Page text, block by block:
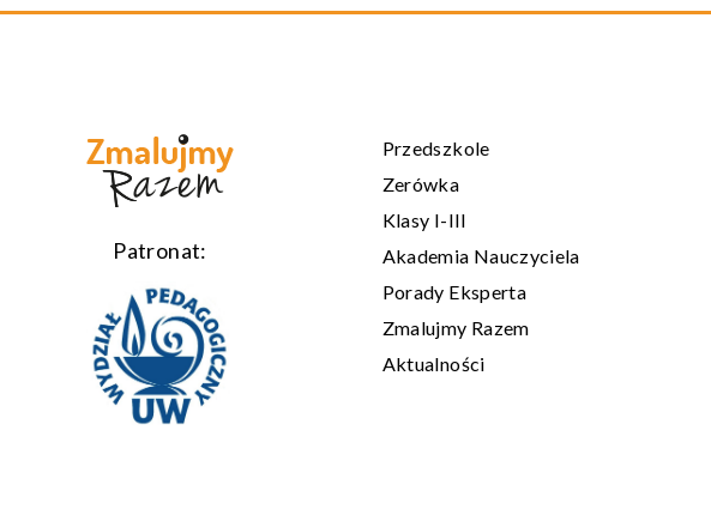
Patronat:
Przedszkole
Zerówka
Klasy I-III
Akademia Nauczyciela
Porady Eksperta
Zmalujmy Razem
Aktualności